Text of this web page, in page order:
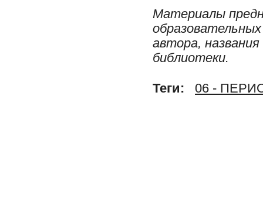
Материалы
автора,
библиотеки.
Теги: 06 -